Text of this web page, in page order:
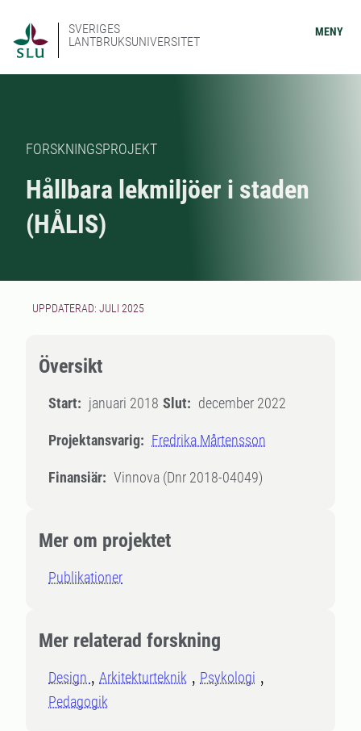
SVERIGES
LANTBRUKSUNIVERSITET
MENY
FORSKNINGSPROJEKT
Hållbara lekmiljöer i staden
(HÅLIS)
UPPDATERAD: JULI 2025
Översikt
Start: januari 2018 Slut: december 2022
Projektansvarig: Fredrika Mårtensson
Finansiär: Vinnova (Dnr 2018-04049)
Mer om projektet
Publikationer
Mer relaterad forskning
Design Arkitekturteknik
Psykologi
Pedagogik